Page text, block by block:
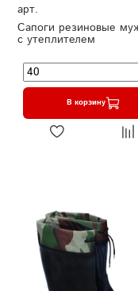
арт.
Сапоги резиновые
с утеплителем
В корзину